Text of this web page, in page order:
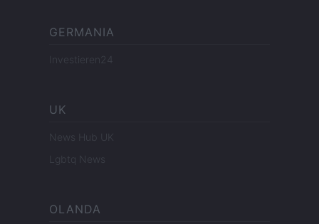
GERMANIA
Investieren24
UK
News Hub UK
Lgbtq News
OLANDA